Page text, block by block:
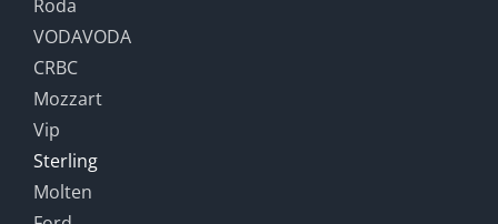
Roda
VODAVODA
CRBC
Mozzart
Vip
Sterling
Molten